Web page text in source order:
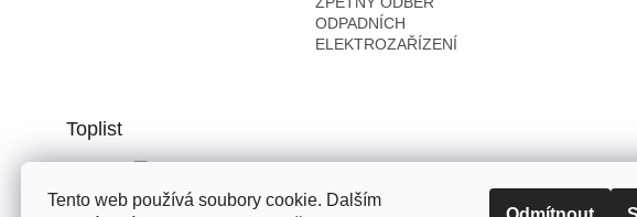
Tento web používá soubory cookie. Dalším
ODPADNÍCH
ELEKTROZAŘÍZENÍ
Toplist